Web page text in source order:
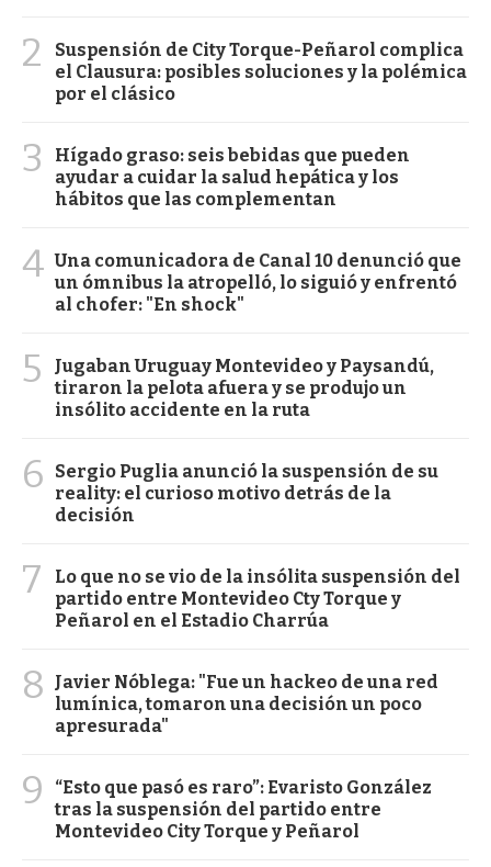
2
Suspensión de City Torque-Peñarol complica
el Clausura: posibles soluciones y la polémica
por el clásico
3
Hígado graso: seis bebidas que pueden
ayudar a cuidar la salud hepática y los
hábitos que las complementan
4 Una comunicadora de Canal 10 denunció que
un ómnibus la atropelló, lo siguió y enfrentó
al chofer: "En shock"
5
Jugaban Uruguay Montevideo y Paysandú,
tiraron la pelota afuera y se produjo un
insólito accidente en la ruta
6
Sergio Puglia anunció la suspensión de su
reality: el curioso motivo detrás de la
decisión
7
Lo que no se vio de la insólita suspensión del
partido entre Montevideo Cty Torque y
Peñarol en el Estadio Charrúa
8
Javier Nóblega: "Fue un hackeo de una red
lumínica, tomaron una decisión un poco
apresurada"
9
“Esto que pasó es raro”: Evaristo González
tras la suspensión del partido entre
Montevideo City Torque y Peñarol